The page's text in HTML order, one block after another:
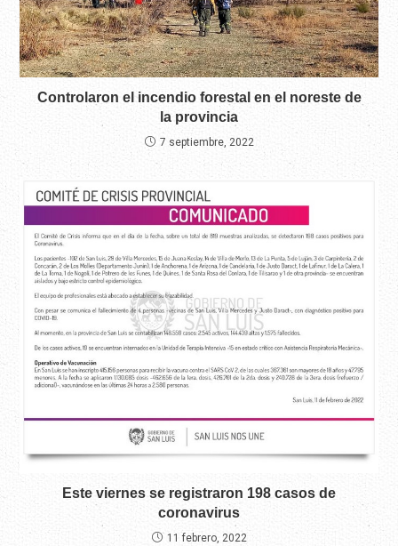
Controlaron el incendio forestal en el noreste de
la provincia
7 septiembre, 2022
Este viernes se registraron 198 casos de
coronavirus
11 febrero, 2022